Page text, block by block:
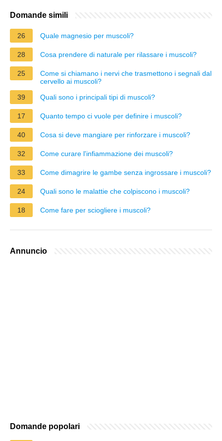
Domande simili
26 Quale magnesio per muscoli?
28 Cosa prendere di naturale per rilassare i muscoli?
25
Come si chiamano i nervi che trasmettono i segnali dal
cervello ai muscoli?
39
Quali sono i principali tipi di muscoli?
17 Quanto tempo ci vuole per definire i muscoli?
40 Cosa si deve mangiare per rinforzare i muscoli?
32 Come curare l'infiammazione dei muscoli?
33 Come dimagrire le gambe senza ingrossare i muscoli?
24 Quali sono le malattie che colpiscono i muscoli?
18 Come fare per sciogliere i muscoli?
Annuncio
Domande popolari